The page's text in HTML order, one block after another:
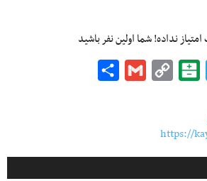
نداده! شما اولین نفر باشید
Telegram
Balatarin
Copy
Gmail
https://